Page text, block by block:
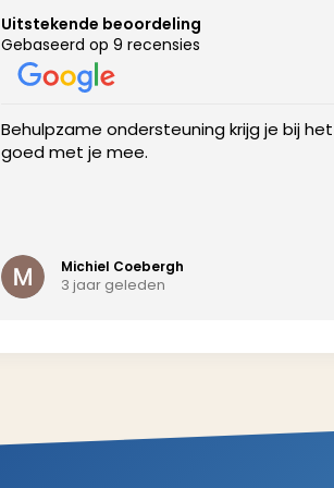
Uitstekende beoordeling
Gebaseerd op 9 recensies
Behulpzame ondersteuning krijg je bij
goed met je mee.
Michiel Coebergh
3 jaar geleden